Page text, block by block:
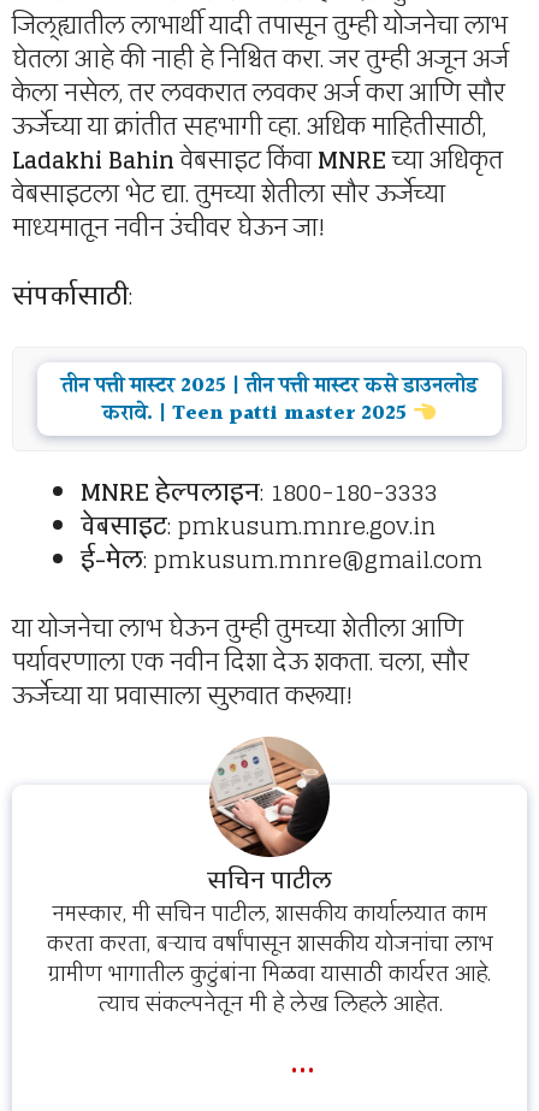
जिल्ह्यातील लाभार्थी यादी तपासून तुम्ही योजनेचा लाभ
घेतला आहे की नाही हे निश्चित करा. जर तुम्ही अजून अर्ज
केला नसेल, तर लवकरात लवकर अर्ज करा आणि सौर
ऊर्जेच्या या क्रांतीत सहभागी व्हा. अधिक माहितीसाठी,
Ladakhi Bahinवेबसाइट किंवाMNREच्या अधिकृत
वेबसाइटला भेट द्या. तुमच्या शेतीला सौर ऊर्जेच्या
माध्यमातून नवीन उंचीवर घेऊन जा!
संपर्कासाठी:
तीन पत्ती मास्टर 2025 | तीन पत्ती मास्टर कसे डाउनलोड
करावे. | Teen patti master 2025
MNRE हेल्पलाइन: 1800-180-3333
वेबसाइट: pmkusum.mnre.gov.in
ई-मेल: pmkusum.mnre@gmail.com
या योजनेचा लाभ घेऊन तुम्ही तुमच्या शेतीला आणि
पर्यावरणाला एक नवीन दिशा देऊ शकता. चला, सौर
ऊर्जेच्या या प्रवासाला सुरुवात करूया!
सचिन पाटील
नमस्कार, मी सचिन पाटील, शासकीय कार्यालयात काम
करता करता, बऱ्याच वर्षांपासून शासकीय योजनांचा लाभ
ग्रामीण भागातील कुटुंबांना मिळवा यासाठी कार्यरत आहे.
त्याच संकल्पनेतून मी हे लेख लिहले आहेत.
...